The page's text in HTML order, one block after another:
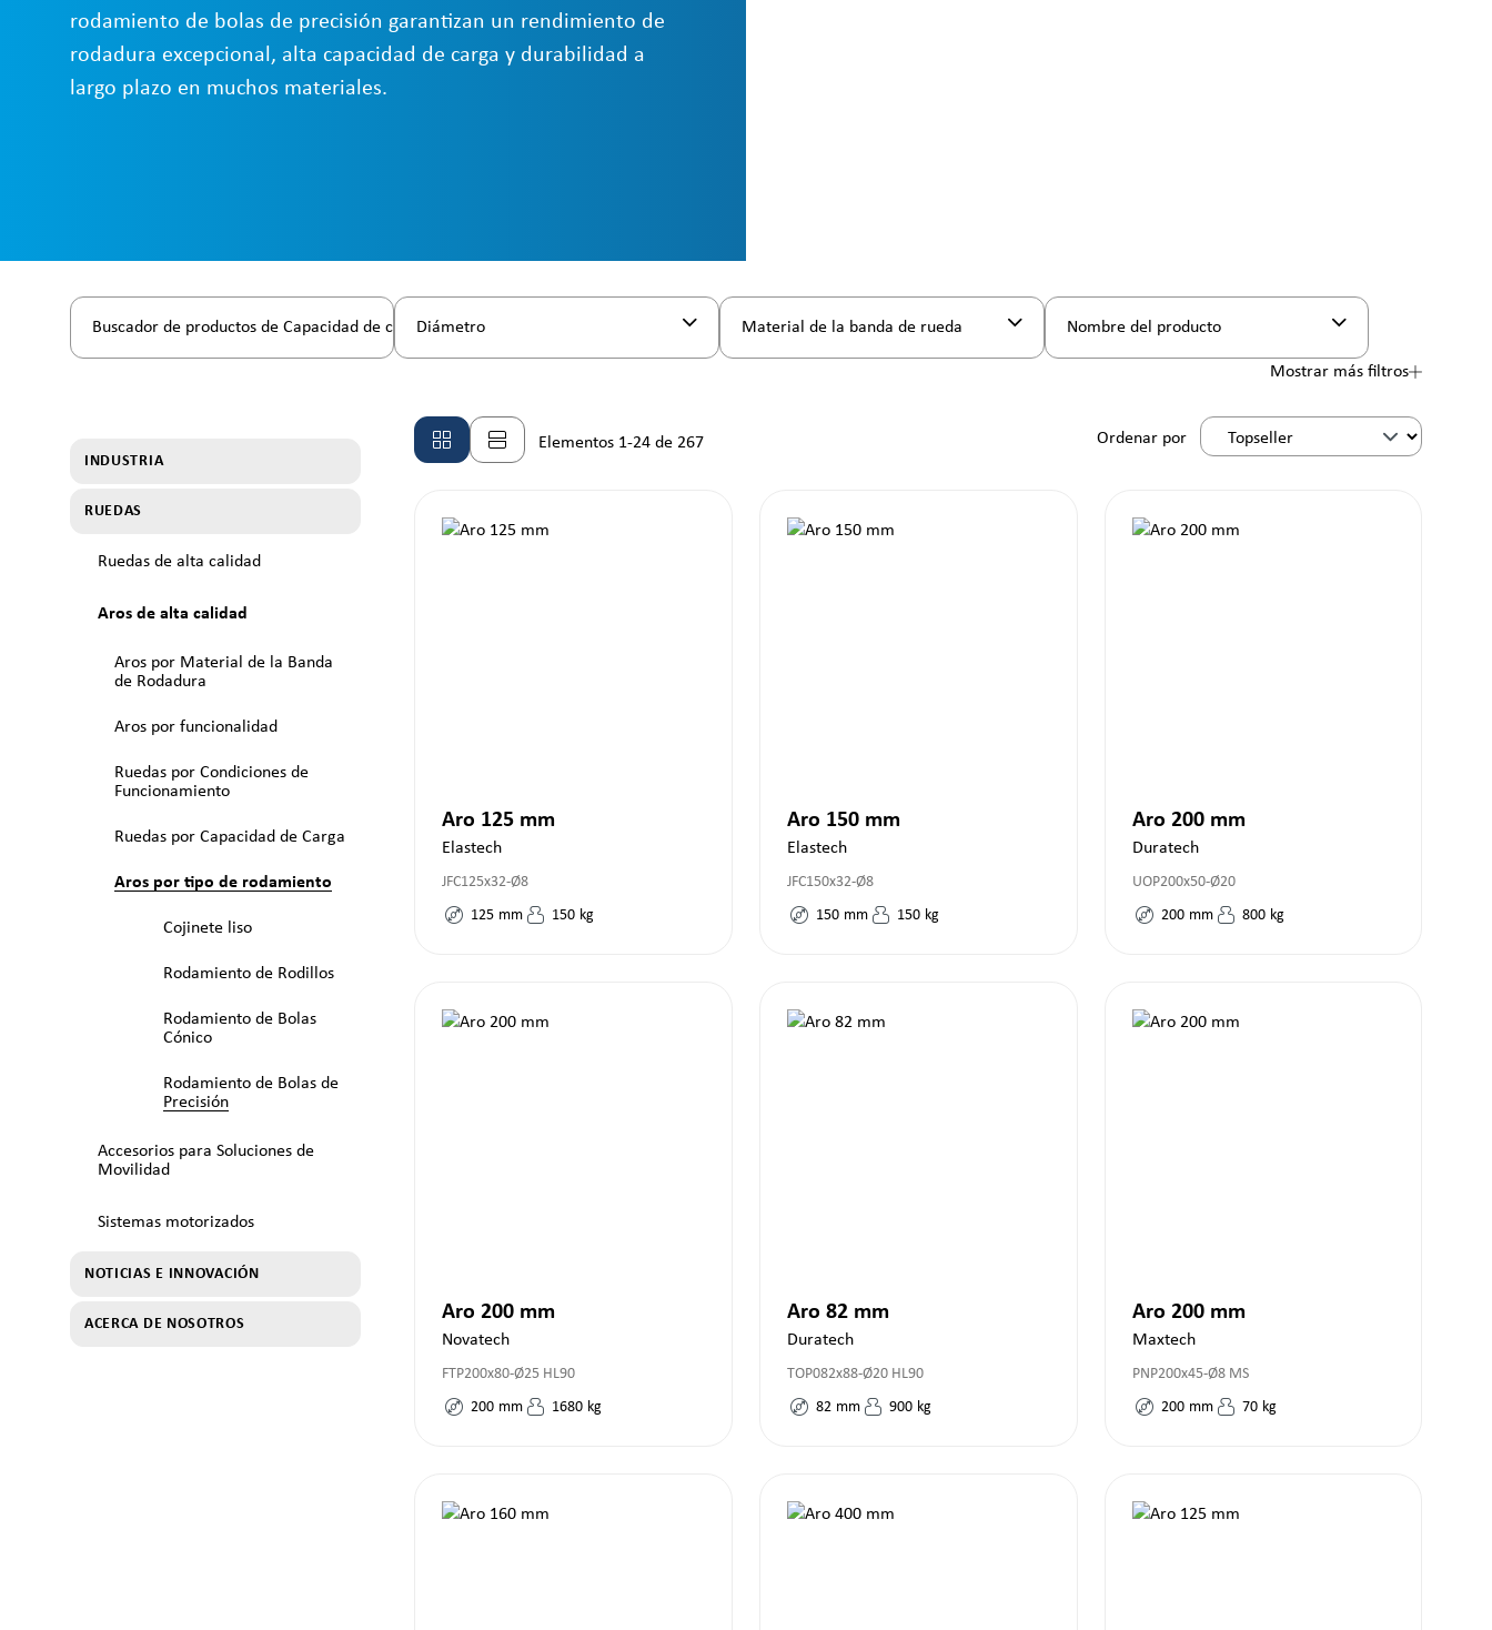
rodamiento de bolas de precisión garantizan un rendimiento de
rodadura excepcional, alta capacidad de carga y durabilidad a
largo plazo en muchos materiales.
Buscador de productos de Capacidad de cargaDiámetro Material de la banda de rueda Nombre del producto
Mostrar más filtros
INDUSTRIA
RUEDAS
Ruedas de alta calidad
Aros de alta calidad
Aros por Material de la Banda
de Rodadura
Aros por funcionalidad
Ruedas por Condiciones de
Funcionamiento
Ruedas por Capacidad de Carga
Aros por tipo de rodamiento
Cojinete liso
Rodamiento de Rodillos
Rodamiento de Bolas
Cónico
Rodamiento de Bolas de
Precisión
Accesorios para Soluciones de
Movilidad
Sistemas motorizados
NOTICIAS E INNOVACIÓN
ACERCA DE NOSOTROS
Elementos 1-24 de 267 Ordenar por
Aro 125 mm
Elastech
JFC125x32-Ø8
125 mm 150 kg
Aro 150 mm
Elastech
JFC150x32-Ø8
150 mm 150 kg
Aro 200 mm
Duratech
UOP200x50-Ø20
200 mm 800 kg
Aro 200 mm
Novatech
FTP200x80-Ø25 HL90
200 mm 1680 kg
Aro 82 mm
Duratech
TOP082x88-Ø20 HL90
82 mm 900 kg
Aro 200 mm
Maxtech
PNP200x45-Ø8 MS
200 mm 70 kg